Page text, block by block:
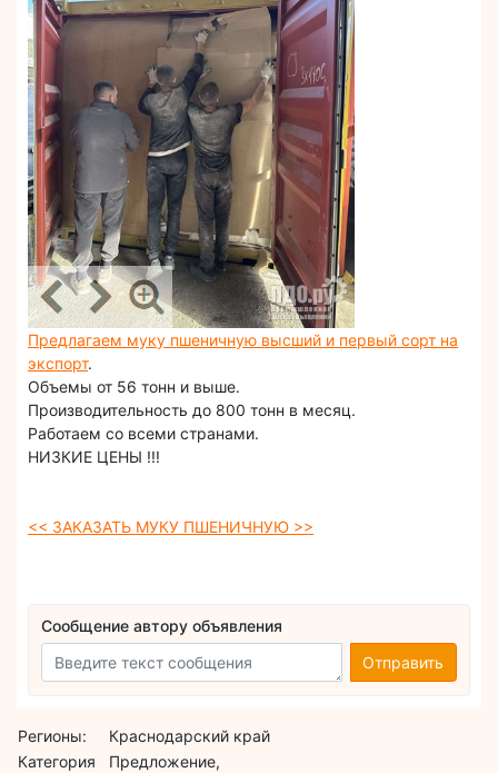
Предлагаем муку пшеничную высший и первый сорт на
экспорт.
Объемы от 56 тонн и выше.
Производительность до 800 тонн в месяц.
Работаем со всеми странами.
НИЗКИЕ ЦЕНЫ !!!
<< ЗАКАЗАТЬ МУКУ ПШЕНИЧНУЮ >>
Сообщение автору объявления
Отправить
Регионы:
Краснодарский край
Категория
Предложение,